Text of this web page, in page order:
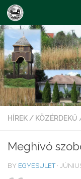
Skip to content
HÍREK / KÖZÉRDEKŰ
Meghívó
BY EGYESULET ·